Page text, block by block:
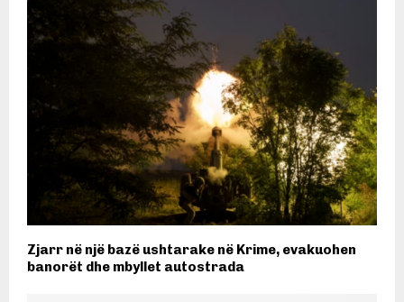
Zjarr në një bazë ushtarake në Krime, evakuohen
banorët dhe mbyllet autostrada